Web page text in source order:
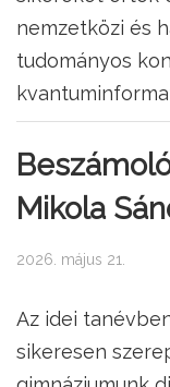
nemzetközi és
tudományos
Mikola
2026. május 21.
Az idei
sikeresen